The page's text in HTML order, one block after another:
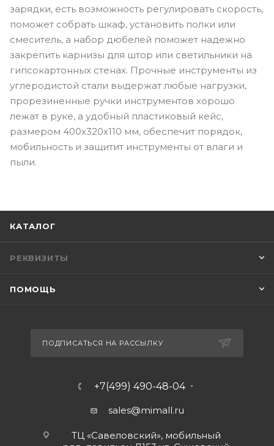
зарядки, есть возможность регулировать скорость,
поможет собрать шкаф, установить полки или
смеситель, а набор дюбелей поможет надежно
закрепить карнизы для штор или светильники на
гипсокартонных стенах. Прочные инструменты из
углеродистой стали выдержат любые нагрузки,
прорезиненные ручки инструментов хорошо
лежат в руке, а удобный пластиковый кейс,
размером 400х320х110 мм, обеспечит порядок,
мобильность и защитит инструменты от влаги и
пыли.
КАТАЛОГ
РЕКВИЗИТЫ
ПОМОЩЬ
ПОДПИСАТЬСЯ НА РАССЫЛКУ
+7(499) 490-48-04
sales@mimall.ru
ТЦ «Савеловский», мобильный